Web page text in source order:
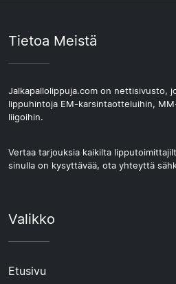
Tietoa Meistä
Jalkapallolippuja.com on nettisivusto,
lippuhintoja EM-karsintaotteluihin,
liigoihin.
Vertaa tarjouksia kaikilta
sinulla on kysyttävää, ota yhteyttä
Valikko
Etusivu